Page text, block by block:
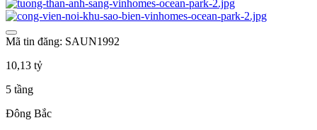
Mã tin đăng: SAUN1992
10,13 tỷ
5 tầng
Đông Bắc